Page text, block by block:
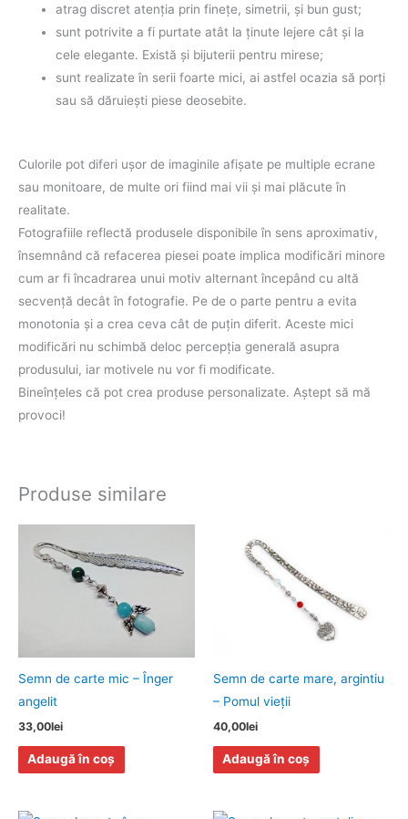
atrag discret atenţia prin fineţe, simetrii, şi bun gust;
sunt potrivite a fi purtate atât la ţinute lejere cât şi la
cele elegante. Există şi bijuterii pentru mirese;
sunt realizate în serii foarte mici, ai astfel ocazia să porţi
sau să dăruieşti piese deosebite.
Culorile pot diferi uşor de imaginile afişate pe multiple ecrane
sau monitoare, de multe ori fiind mai vii şi mai plăcute în
realitate.
Fotografiile reflectă produsele disponibile în sens aproximativ,
însemnând că refacerea piesei poate implica modificări minore
cum ar fi încadrarea unui motiv alternant începând cu altă
secvenţă decât în fotografie. Pe de o parte pentru a evita
monotonia şi a crea ceva cât de puţin diferit. Aceste mici
modificări nu schimbă deloc percepţia generală asupra
produsului, iar motivele nu vor fi modificate.
Bineînţeles că pot crea produse personalizate. Aştept să mă
provoci!
Produse similare
Semn de carte mic – Înger
angelit
33,00lei
Adaugă în coș
Semn de carte mare, argintiu
– Pomul vieţii
40,00lei
Adaugă în coș